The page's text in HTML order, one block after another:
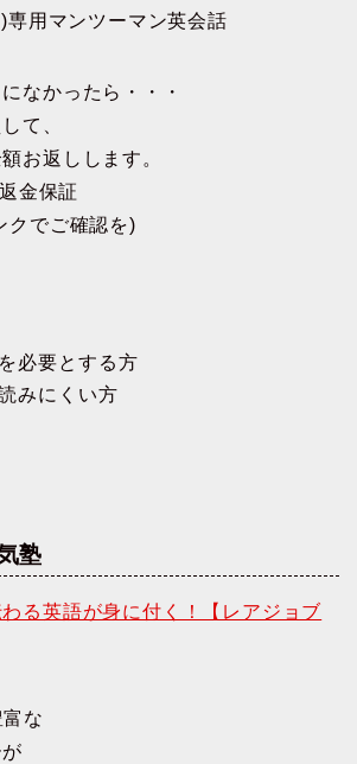
専用マンツーマン英会話
なかったら・・・
て、
お返しします。
金保証
クでご確認を)
必要とする方
みにくい方
塾
る英語が身に付く！【レアジョブ
な